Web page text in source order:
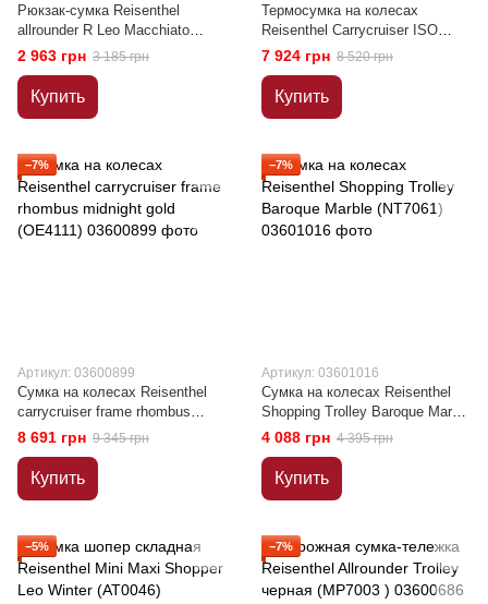
Рюкзак-сумка Reisenthel
allrounder R Leo Macchiato
(JR6048)
2 963 грн 3 185 грн
Купить
Термосумка на колесах
Reisenthel Carrycruiser ISO
Black (OJ7003)
7 924 грн 8 520 грн
Купить
−7%
Артикул: 03600899
Сумка на колесах Reisenthel
carrycruiser frame rhombus
midnight gold (OE4111)
8 691 грн 9 345 грн
Купить
−7%
Артикул: 03601016
Сумка на колесах Reisenthel
Shopping Trolley Baroque Marble
(NT7061)
4 088 грн 4 395 грн
Купить
−5% −7%